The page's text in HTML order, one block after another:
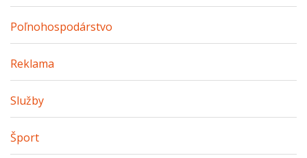
Poľnohospodárstvo
Reklama
Služby
Šport